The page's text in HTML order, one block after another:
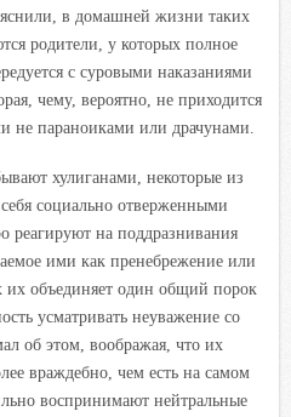
в домашней жизни таких
родители, у которых полное
с суровыми наказаниями
чему, вероятно, не приходится
не параноиками или драчунами.
хулиганами, некоторые из
социально отверженными
реагируют на поддразнивания
ими как пренебрежение или
их объединяет один общий порок
усматривать неуважение со
об этом, воображая, что их
враждебно, чем есть на самом
воспринимают нейтральные